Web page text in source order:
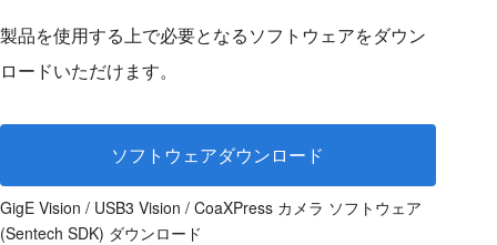
製品を使用する上で必要となるソフトウェアをダウン
ロードいただけます。
ソフトウェアダウンロード
GigE Vision / USB3 Vision / CoaXPress カメラ ソフトウェア
(Sentech SDK) ダウンロード